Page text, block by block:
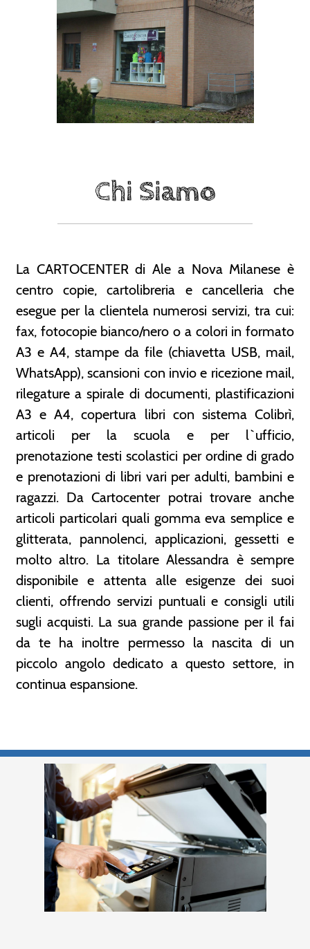
Chi Siamo
La CARTOCENTER di Ale a Nova Milanese è
centro copie, cartolibreria e cancelleria che
esegue per la clientela numerosi servizi, tra cui:
fax, fotocopie bianco/nero o a colori in formato
A3 e A4, stampe da file (chiavetta USB, mail,
WhatsApp), scansioni con invio e ricezione mail,
rilegature a spirale di documenti, plastificazioni
A3 e A4, copertura libri con sistema Colibrì,
articoli per la scuola e per l`ufficio,
prenotazione testi scolastici per ordine di grado
e prenotazioni di libri vari per adulti, bambini e
ragazzi. Da Cartocenter potrai trovare anche
articoli particolari quali gomma eva semplice e
glitterata, pannolenci, applicazioni, gessetti e
molto altro. La titolare Alessandra è sempre
disponibile e attenta alle esigenze dei suoi
clienti, offrendo servizi puntuali e consigli utili
sugli acquisti. La sua grande passione per il fai
da te ha inoltre permesso la nascita di un
piccolo angolo dedicato a questo settore, in
continua espansione.